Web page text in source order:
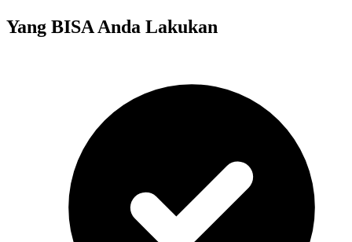
Yang BISA Anda Lakukan